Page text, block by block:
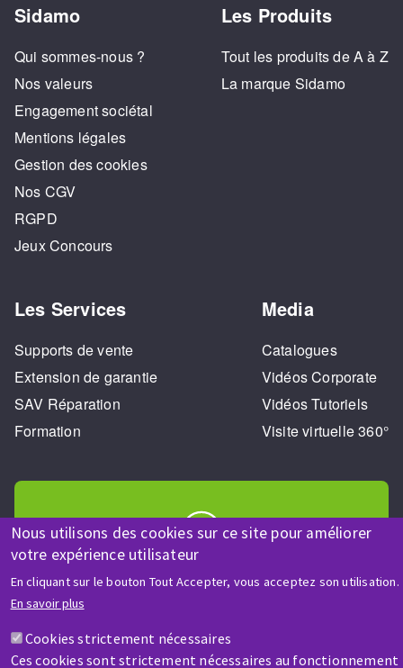
Nous utilisons des cookies sur ce site pour améliorer
votre expérience utilisateur
En cliquant sur le bouton Tout Accepter, vous acceptez son utilisation.
En savoir plus
Cookies strictement nécessaires
Ces cookies sont strictement nécessaires au fonctionnement
Sidamo
Qui sommes-nous ?
Nos valeurs
Engagement sociétal
Mentions légales
Gestion des cookies
Nos CGV
RGPD
Jeux Concours
Les Produits
Tout les produits de A à Z
La marque Sidamo
Les Services
Supports de vente
Extension de garantie
SAV Réparation
Formation
Media
Catalogues
Vidéos Corporate
Vidéos Tutoriels
Visite virtuelle 360°
Une question ? Un renseignement ?
Contactez-nous